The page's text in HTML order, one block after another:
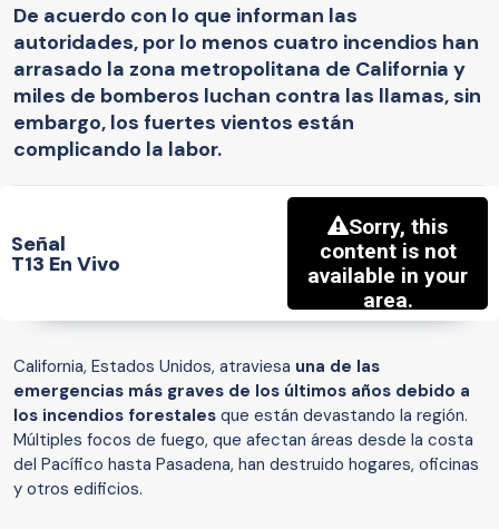
De acuerdo con lo que informan las
autoridades, por lo menos cuatro incendios han
arrasado la zona metropolitana de California y
miles de bomberos luchan contra las llamas, sin
embargo, los fuertes vientos están
complicando la labor.
Señal
T13 En Vivo
California, Estados Unidos, atraviesa una de las
emergencias más graves de los últimos años debido a
los incendios forestales que están devastando la región.
Múltiples focos de fuego, que afectan áreas desde la costa
del Pacífico hasta Pasadena, han destruido hogares, oficinas
y otros edificios.